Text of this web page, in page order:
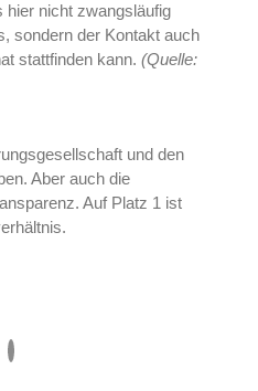
hier nicht zwangsläufig
sondern der Kontakt auch
stattfinden kann. (Quelle:
und den
Aber auch die
Auf Platz 1 ist